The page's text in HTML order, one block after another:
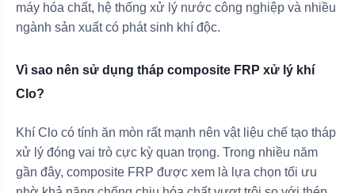
máy hóa chất, hệ thống xử lý nước công nghiệp và nhiều
ngành sản xuất có phát sinh khí độc.
Vì sao nên sử dụng tháp composite FRP xử lý khí
Clo?
Khí Clo có tính ăn mòn rất mạnh nên vật liệu chế tạo tháp
xử lý đóng vai trò cực kỳ quan trọng. Trong nhiều năm
gần đây, composite FRP được xem là lựa chọn tối ưu